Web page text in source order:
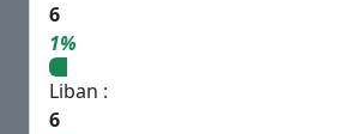
6
1%
Liban :
6